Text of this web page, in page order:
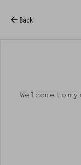
Back
𝚆𝚎𝚕𝚌𝚘𝚖𝚎 𝚝𝚘 𝚖𝚢